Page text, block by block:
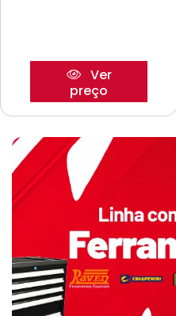
Ver
preço